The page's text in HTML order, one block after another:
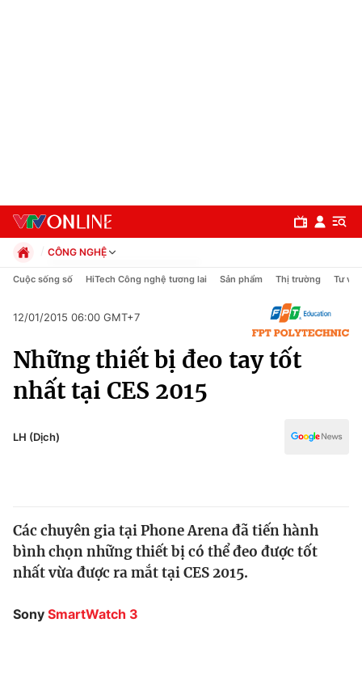
Chính trị
Thế giới
Thế giới đó đây
CÔNG NGHỆ
Chính trị
Pháp luật
Thể thao
Truyền hình
Văn hóa - Giải trí
Đời sống
Cuộc sống số HiTech Công nghệ tương lai Sản phẩm Thị trường Tư vấn
12/01/2015 06:00 GMT+7
Những thiết bị đeo tay tốt
nhất tại CES 2015
LH (Dịch)
Các chuyên gia tại Phone Arena đã tiến hành
bình chọn những thiết bị có thể đeo được tốt
nhất vừa được ra mắt tại CES 2015.
Sony SmartWatch 3